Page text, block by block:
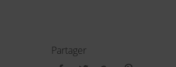
Partager